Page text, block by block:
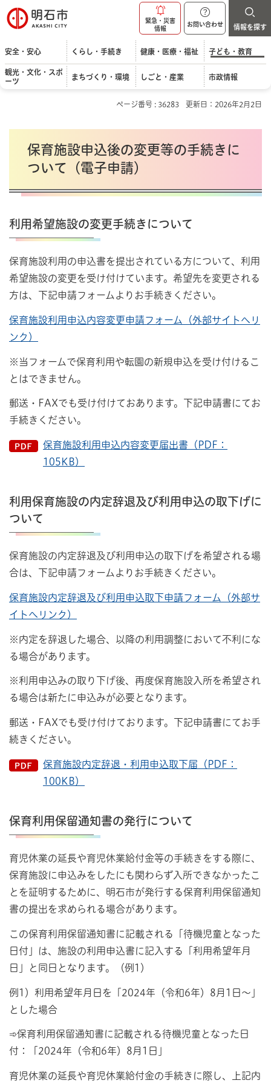
明石市
緊急・災害
情報
お問い合わせ 情報を探す
安全・安心 くらし・手続き 健康・医療・福祉 子ども・教育
観光・文化・スポ
ーツ
まちづくり・環境 しごと・産業 市政情報
ページ番号 : 36283 更新日：2026年2月2日
保育施設申込後の変更等の手続きに
ついて（電子申請）
利用希望施設の変更手続きについて
保育施設利用の申込書を提出されている方について、利用
希望施設の変更を受け付けています。希望先を変更される
方は、下記申請フォームよりお手続きください。
保育施設利用申込内容変更申請フォーム（外部サイトへリ
ンク）
※当フォームで保育利用や転園の新規申込を受け付けるこ
とはできません。
郵送・FAXでも受け付けておあります。下記申請書にてお
手続きください。
保育施設利用申込内容変更届出書（PDF：
105KB）
利用保育施設の内定辞退及び利用申込の取下げに
ついて
保育施設の内定辞退及び利用申込の取下げを希望される場
合は、下記申請フォームよりお手続きください。
保育施設内定辞退及び利用申込取下申請フォーム（外部サ
イトへリンク）
※内定を辞退した場合、以降の利用調整において不利にな
る場合があります。
※利用申込みの取り下げ後、再度保育施設入所を希望され
る場合は新たに申込みが必要となります。
郵送・FAXでも受け付けております。下記申請書にてお手
続きください。
保育施設内定辞退・利用申込取下届（PDF：
100KB）
保育利用保留通知書の発行について
育児休業の延長や育児休業給付金等の手続きをする際に、
保育施設に申込みをしたにも関わらず入所できなかったこ
とを証明するために、明石市が発行する保育利用保留通知
書の提出を求められる場合があります。
この保育利用保留通知書に記載される「待機児童となった
日付」は、施設の利用申込書に記入する「利用希望年月
日」と同日となります。（例1）
例1）利用希望年月日を「2024年（令和6年）8月1日～」
とした場合
➾保育利用保留通知書に記載される待機児童となった日
付：「2024年（令和6年）8月1日」
育児休業の延長や育児休業給付金の手続きに際し、上記内